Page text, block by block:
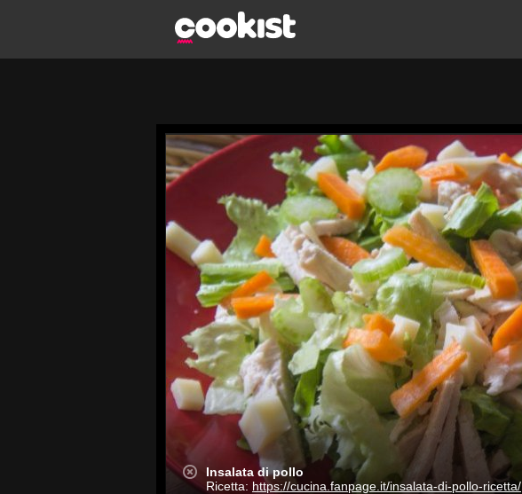
Insalata di pollo
Ricetta: https://cucina.fanpage.it/insalata-di-pollo-ricetta/